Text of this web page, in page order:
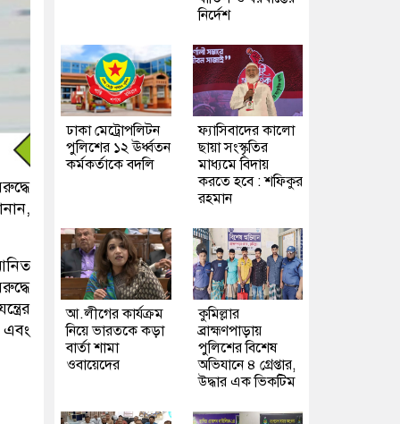
এবং
নির্দেশ
ঢাকা মেট্রোপলিটন
পুলিশের ১২ ঊর্ধ্বতন
কর্মকর্তাকে বদলি
ফ্যাসিবাদের কালো
ছায়া সংস্কৃতির
মাধ্যমে বিদায়
করতে হবে : শফিকুর
রহমান
আ.লীগের কার্যক্রম
নিয়ে ভারতকে কড়া
বার্তা শামা
ওবায়েদের
কুমিল্লার
ব্রাহ্মণপাড়ায়
পুলিশের বিশেষ
অভিযানে ৪ গ্রেপ্তার,
উদ্ধার এক ভিকটিম